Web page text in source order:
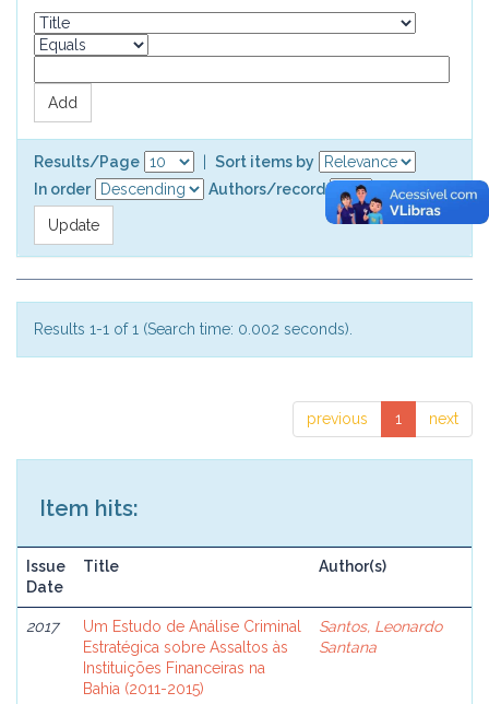
Results/Page
Sort items by
In order
Authors/record
Results 1-1 of 1 (Search time: 0.002 seconds).
previous 1 next
Item hits:
Issue
Date
Title Author(s)
2017
Um Estudo de Análise Criminal
Estratégica sobre Assaltos às
Instituições Financeiras na
Bahia (2011-2015)
Santos, Leonardo
Santana